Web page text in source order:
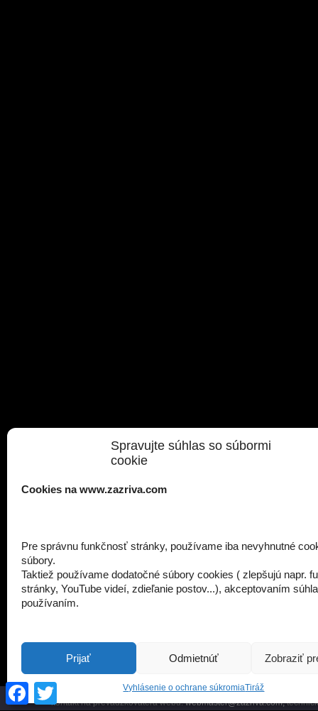
Spravujte súhlas so súbormi
cookie
Cookies na www.zazriva.com
Pre správnu funkčnosť stránky, používame iba nevyhnutné
súbory.
Taktiež používame dodatočné súbory cookies ( zlepšujú napr.
stránky, YouTube videí, zdieľanie postov...), akceptovaním
používaním.
Prijať Odmietnúť Zobraziť
Vyhlásenie o ochrane súkromiaTiráž
Oficiálna stránka obce Zázrivá Obec Zázrivá, Stred 409, 027 05
kontakt na prevádzkovateľa webu:webmaster@zazriva.com,
Facebook